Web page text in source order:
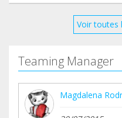
Voir toutes
Teaming Manager
Magdalena